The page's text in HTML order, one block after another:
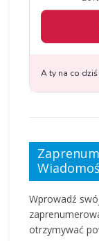
Wprowadź
otrzymywać